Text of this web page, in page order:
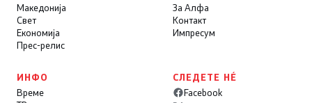
Македонија
Свет
Економија
Прес-релис
За Алфа
Контакт
Импресум
ИНФО
Време
СЛЕДЕТЕ НÉ
Facebook